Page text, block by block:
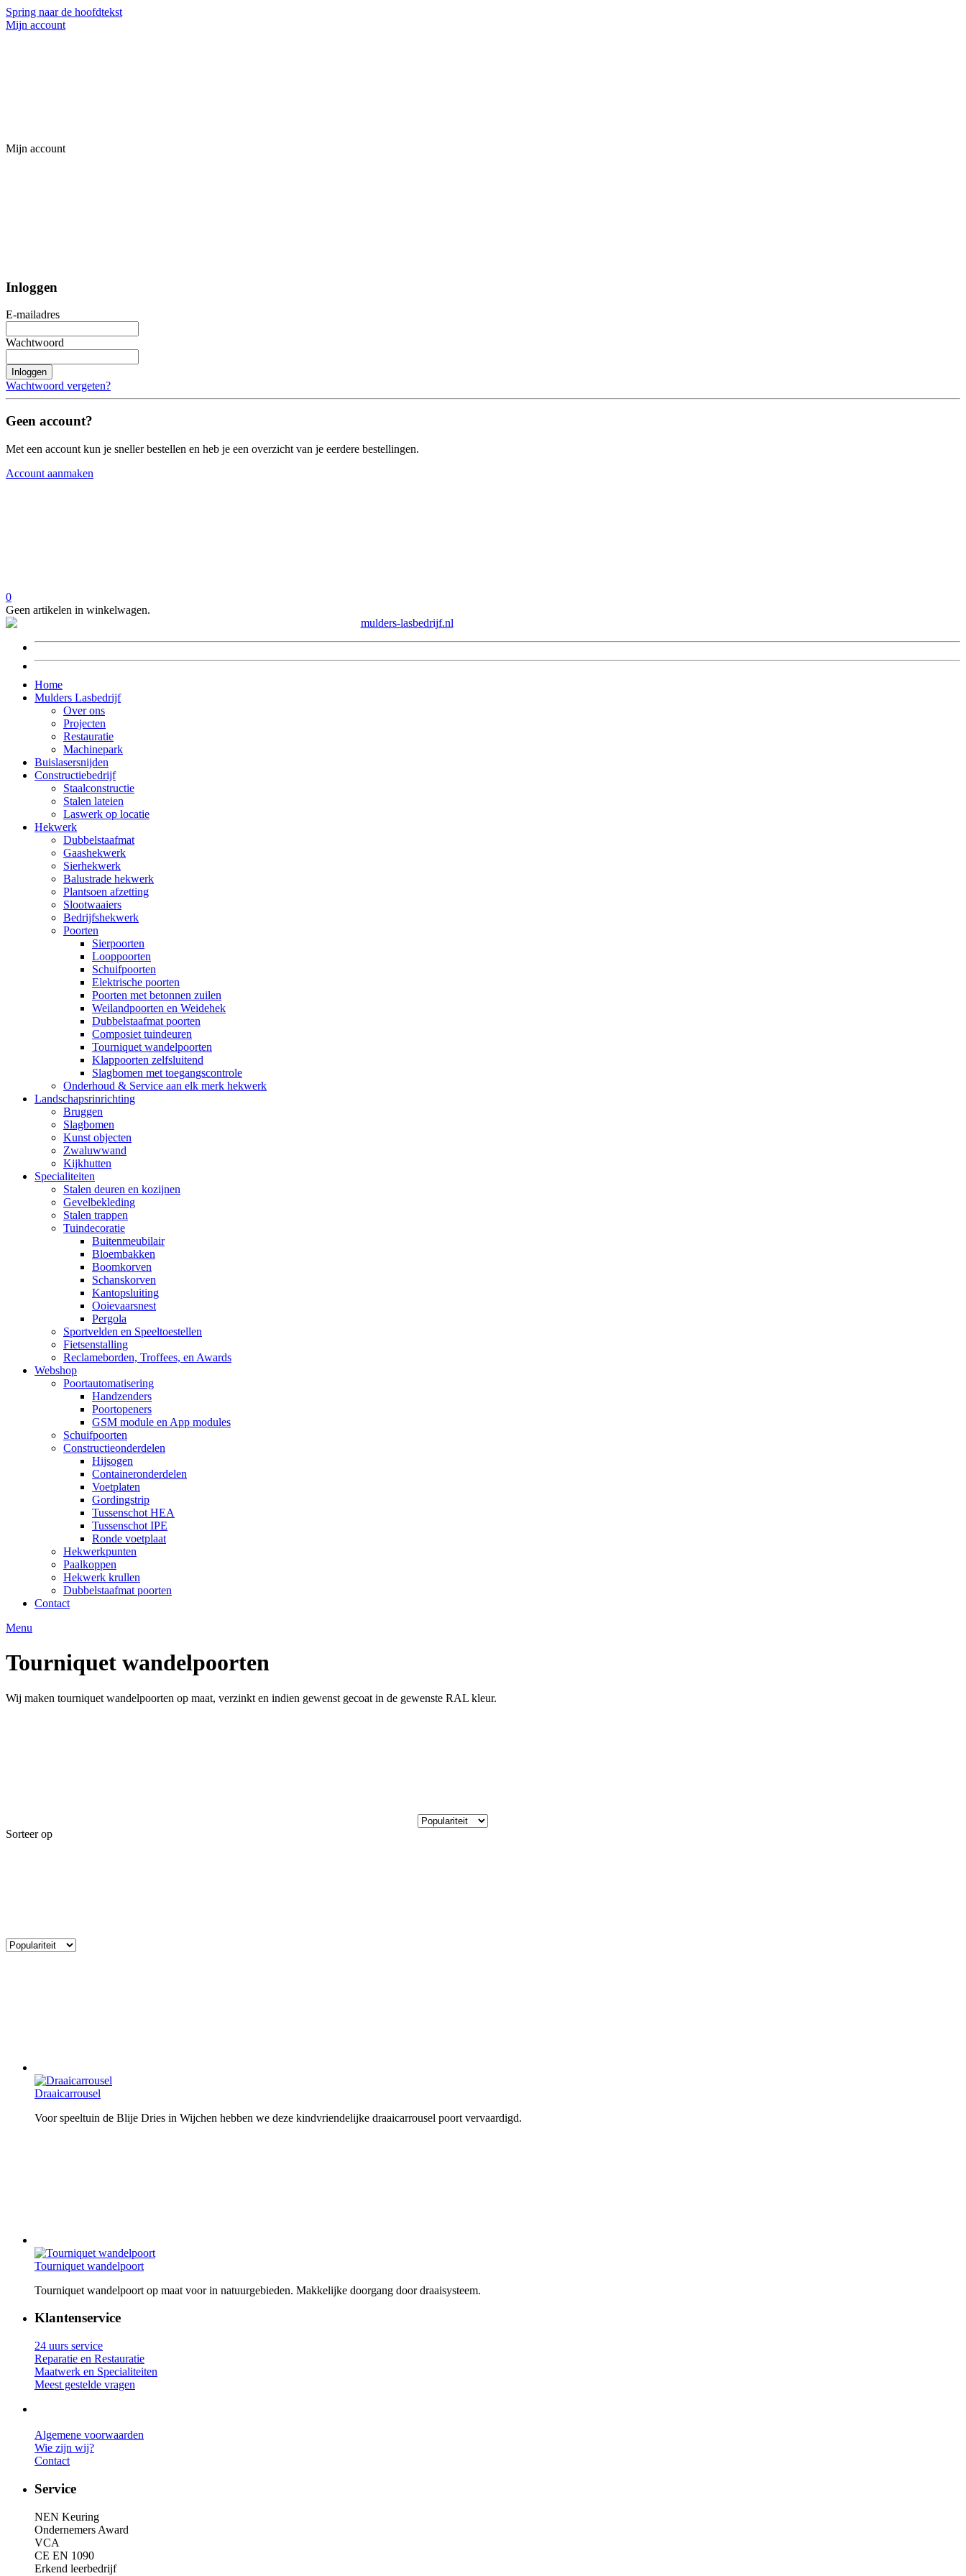
Spring naar de hoofdtekst
Mijn account
Mijn account
Inloggen
E-mailadres
Wachtwoord
Inloggen
Wachtwoord vergeten?
Geen account?
Met een account kun je sneller bestellen en heb je een overzicht van je eerdere bestellingen.
Account aanmaken
0
Geen artikelen in winkelwagen.
Home
Mulders Lasbedrijf
Over ons
Projecten
Restauratie
Machinepark
Buislasersnijden
Constructiebedrijf
Staalconstructie
Stalen lateien
Laswerk op locatie
Hekwerk
Dubbelstaafmat
Gaashekwerk
Sierhekwerk
Balustrade hekwerk
Plantsoen afzetting
Slootwaaiers
Bedrijfshekwerk
Poorten
Sierpoorten
Looppoorten
Schuifpoorten
Elektrische poorten
Poorten met betonnen zuilen
Weilandpoorten en Weidehek
Dubbelstaafmat poorten
Composiet tuindeuren
Tourniquet wandelpoorten
Klappoorten zelfsluitend
Slagbomen met toegangscontrole
Onderhoud & Service aan elk merk hekwerk
Landschapsrinrichting
Bruggen
Slagbomen
Kunst objecten
Zwaluwwand
Kijkhutten
Specialiteiten
Stalen deuren en kozijnen
Gevelbekleding
Stalen trappen
Tuindecoratie
Buitenmeubilair
Bloembakken
Boomkorven
Schanskorven
Kantopsluiting
Ooievaarsnest
Pergola
Sportvelden en Speeltoestellen
Fietsenstalling
Reclameborden, Troffees, en Awards
Webshop
Poortautomatisering
Handzenders
Poortopeners
GSM module en App modules
Schuifpoorten
Constructieonderdelen
Hijsogen
Containeronderdelen
Voetplaten
Gordingstrip
Tussenschot HEA
Tussenschot IPE
Ronde voetplaat
Hekwerkpunten
Paalkoppen
Hekwerk krullen
Dubbelstaafmat poorten
Contact
Menu
Tourniquet wandelpoorten
Wij maken tourniquet wandelpoorten op maat, verzinkt en indien gewenst gecoat in de gewenste RAL kleur.
Sorteer op
Draaicarrousel
Voor speeltuin de Blije Dries in Wijchen hebben we deze kindvriendelijke draaicarrousel poort vervaardigd.
Tourniquet wandelpoort
Tourniquet wandelpoort op maat voor in natuurgebieden. Makkelijke doorgang door draaisysteem.
Klantenservice
24 uurs service
Reparatie en Restauratie
Maatwerk en Specialiteiten
Meest gestelde vragen
Algemene voorwaarden
Wie zijn wij?
Contact
Service
NEN Keuring
Ondernemers Award
VCA
CE EN 1090
Erkend leerbedrijf